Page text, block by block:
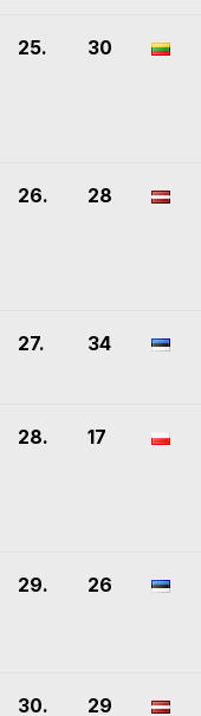
25. 30
26. 28
27. 34
28. 17
29. 26
30. 29